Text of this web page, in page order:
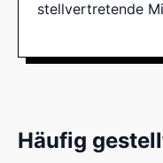
stellvertretende
Häufig